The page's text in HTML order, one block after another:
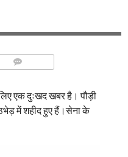
एक दुःखद खबर है। पौड़ी
में शहीद हुए हैं।सेना के